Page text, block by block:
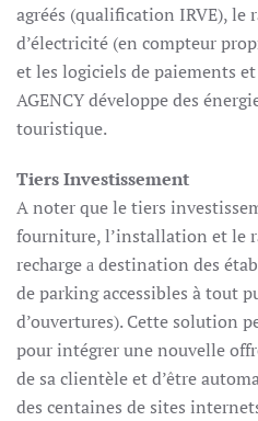
agréés (qualification IRVE), le
d’électricité (en compteur
et les logiciels de paiements et
AGENCY développe des
touristique.
Tiers Investissement
A noter que le tiers
fourniture, l’installation et le
recharge а destination des
de parking accessibles à tout
d’ouvertures). Cette solution
pour intégrer une nouvelle
de sa clientèle et d’être
des centaines de sites